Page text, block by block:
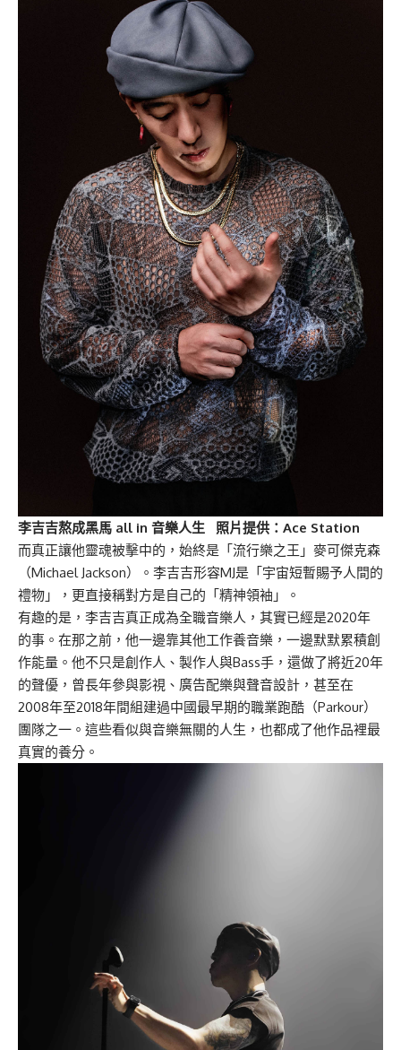
李吉吉熬成黑馬 all in 音樂人生 照片提供：Ace Station
而真正讓他靈魂被擊中的，始終是「流行樂之王」麥可傑克森
（Michael Jackson）。李吉吉形容MJ是「宇宙短暫賜予人間的
禮物」，更直接稱對方是自己的「精神領袖」。
有趣的是，李吉吉真正成為全職音樂人，其實已經是2020年
的事。在那之前，他一邊靠其他工作養音樂，一邊默默累積創
作能量。他不只是創作人、製作人與Bass手，還做了將近20年
的聲優，曾長年參與影視、廣告配樂與聲音設計，甚至在
2008年至2018年間組建過中國最早期的職業跑酷（Parkour）
團隊之一。這些看似與音樂無關的人生，也都成了他作品裡最
真實的養分。